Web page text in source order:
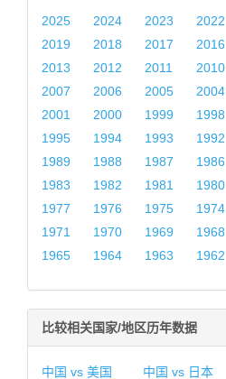
2025 2024 2023 2022
2019
2018 2017 2016
2013
2012 2011 2010
2007
2006 2005 2004
2001
2000 1999 1998
1995
1994 1993 1992
1989
1988 1987 1986
1983
1982 1981 1980
1977
1976 1975 1974
1971
1970 1969 1968
1965
1964 1963 1962
比较相关国家/地区历年数据
中国 vs 美国 中国 vs 日本